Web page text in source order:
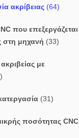
ακρίβειας (64)
που επεξεργάζεται
στη μηχανή (33)
με
(31)
ποσότητας CNC